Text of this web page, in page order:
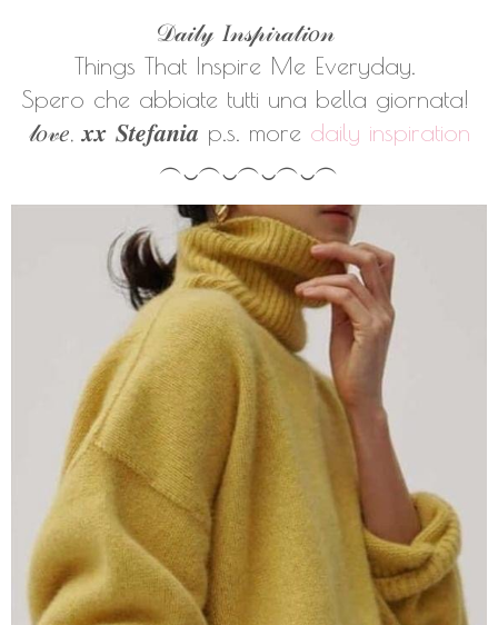
𝒟𝒶𝒾𝓁𝓎 𝐼𝓃𝓈𝓅𝒾𝓇𝒶𝓉𝒾𝑜𝓃
Things That Inspire Me Everyday.
Spero che abbiate tutti una bella giornata!
𝓁𝑜𝓋𝑒, 𝒙𝒙 𝑺𝒕𝒆𝒇𝒂𝒏𝒊𝒂 p.s. more daily inspiration
︵‿︵‿︵‿︵‿︵